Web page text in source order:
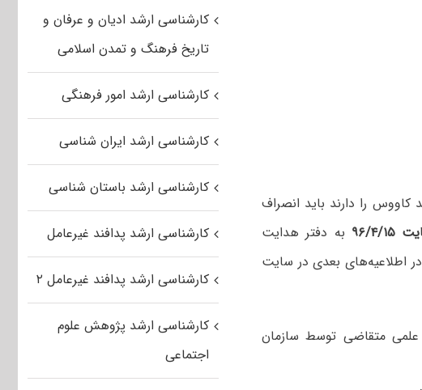
را دارند باید انصراف
به دفتر هدایت
اطلاعیههای بعدی در سایت
علمی متقاضی توسط سازمان
کارشناسی ارشد ادیان و عرفان و
تاریخ فرهنگ و تمدن اسلامی
کارشناسی ارشد امور فرهنگی
کارشناسی ارشد ایران شناسی
کارشناسی ارشد باستان شناسی
کارشناسی ارشد پدافند غیرعامل
کارشناسی ارشد پدافند غیرعامل ۲
کارشناسی ارشد پژوهش علوم
اجتماعی